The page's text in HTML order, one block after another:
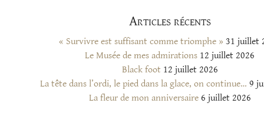
Articles récents
« Survivre est suffisant comme triomphe » 31 juillet
Le Musée de mes admirations 12 juillet 2026
Black foot 12 juillet 2026
La tête dans l’ordi, le pied dans la glace, on continue… 9
La fleur de mon anniversaire 6 juillet 2026